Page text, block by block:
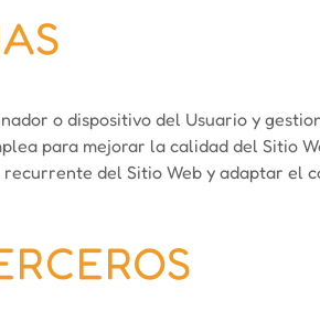
o dispositivo del Usuario y
para mejorar la calidad del Sitio
del Sitio Web y adaptar el